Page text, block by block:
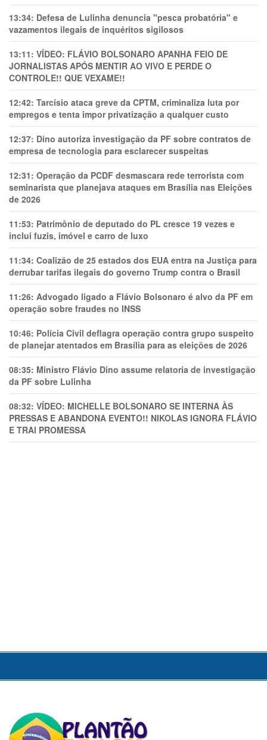
13:34: Defesa de Lulinha denuncia "pesca probatória" e
vazamentos ilegais de inquéritos sigilosos
13:11: VÍDEO: FLÁVIO BOLSONARO APANHA FEIO DE
JORNALISTAS APÓS MENTIR AO VIVO E PERDE O
CONTROLE!! QUE VEXAME!!
12:42: Tarcísio ataca greve da CPTM, criminaliza luta por
empregos e tenta impor privatização a qualquer custo
12:37: Dino autoriza investigação da PF sobre contratos de
empresa de tecnologia para esclarecer suspeitas
12:31: Operação da PCDF desmascara rede terrorista com
seminarista que planejava ataques em Brasília nas Eleições
de 2026
11:53: Patrimônio de deputado do PL cresce 19 vezes e
inclui fuzis, imóvel e carro de luxo
11:34: Coalizão de 25 estados dos EUA entra na Justiça para
derrubar tarifas ilegais do governo Trump contra o Brasil
11:26: Advogado ligado a Flávio Bolsonaro é alvo da PF em
operação sobre fraudes no INSS
10:46: Polícia Civil deflagra operação contra grupo suspeito
de planejar atentados em Brasília para as eleições de 2026
08:35: Ministro Flávio Dino assume relatoria de investigação
da PF sobre Lulinha
08:32: VÍDEO: MICHELLE BOLSONARO SE INTERNA ÀS
PRESSAS E ABANDONA EVENTO!! NIKOLAS IGNORA FLÁVIO
E TRAl PROMESSA